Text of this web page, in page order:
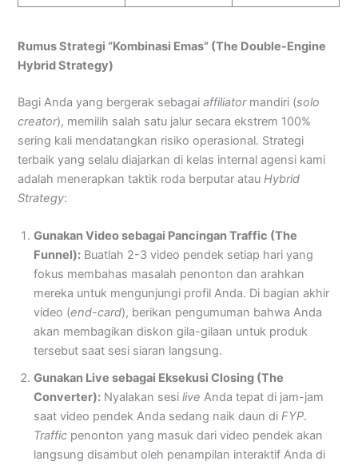
Rumus Strategi “Kombinasi Emas” (The Double-Engine
Hybrid Strategy)
Bagi Anda yang bergerak sebagaiaffiliatormandiri (solo
creator), memilih salah satu jalur secara ekstrem 100%
sering kali mendatangkan risiko operasional. Strategi
terbaik yang selalu diajarkan di kelas internal agensi kami
adalah menerapkan taktik roda berputar atau Hybrid
Strategy:
Gunakan Video sebagai Pancingan Traffic (The
Funnel): Buatlah 2-3 video pendek setiap hari yang
fokus membahas masalah penonton dan arahkan
mereka untuk mengunjungi profil Anda. Di bagian akhir
video (end-card), berikan pengumuman bahwa Anda
akan membagikan diskon gila-gilaan untuk produk
tersebut saat sesi siaran langsung.
Gunakan Live sebagai Eksekusi Closing (The
Converter): Nyalakan sesilive Anda tepat di jam-jam
saat video pendek Anda sedang naik daun diFYP.
Traffic penonton yang masuk dari video pendek akan
langsung disambut oleh penampilan interaktif Anda di